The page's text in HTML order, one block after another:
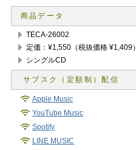
商品データ
TECA-26002
定価：¥1,550（税抜価格 ¥1,409）
シングルCD
Apple Music
YouTube Music
Spotify
LINE MUSIC